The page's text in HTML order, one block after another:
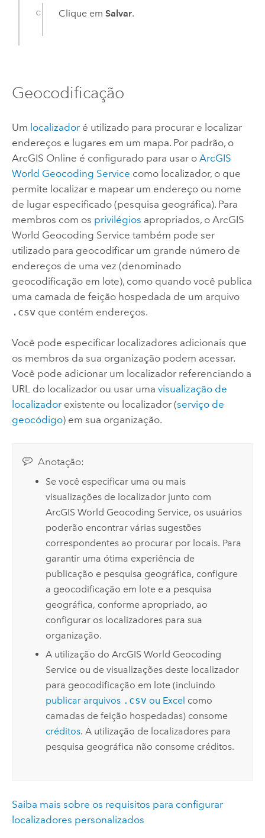
Clique emSalvar.
Geocodificação
Um localizadoré utilizado para procurar e localizar
endereços e lugares em um mapa. Por padrão, o
ArcGIS Online é configurado para usar o ArcGIS
World Geocoding Service como localizador, o que
permite localizar e mapear um endereço ou nome
de lugar especificado (pesquisa geográfica). Para
membros com os privilégios apropriados, o ArcGIS
World Geocoding Service também pode ser
utilizado para geocodificar um grande número de
endereços de uma vez (denominado
geocodificação em lote), como quando você publica
uma camada de feição hospedada de um arquivo
.csvque contém endereços.
Você pode especificar localizadores adicionais que
os membros da sua organização podem acessar.
Você pode adicionar um localizador referenciando a
URL do localizador ou usar uma visualização de
localizadorexistente ou localizador (serviço de
geocódigo) em sua organização.
Anotação:
Se você especificar uma ou mais
visualizações de localizador junto com
ArcGIS World Geocoding Service, os usuários
poderão encontrar várias sugestões
correspondentes ao procurar por locais. Para
garantir uma ótima experiência de
publicação e pesquisa geográfica, configure
a geocodificação em lote e a pesquisa
geográfica, conforme apropriado, ao
configurar os localizadores para sua
organização.
A utilização do ArcGIS World Geocoding
Serviceou de visualizações deste localizador
para geocodificação em lote (incluindo
publicar arquivos .csv ou Excel como
camadas de feição hospedadas) consome
créditos. A utilização de localizadores para
pesquisa geográfica não consome créditos.
Saiba mais sobre os requisitos para configurar
localizadores personalizados